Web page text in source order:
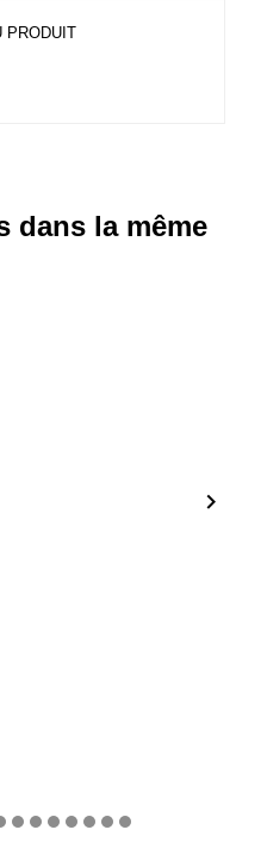
PRODUIT
dans la même
